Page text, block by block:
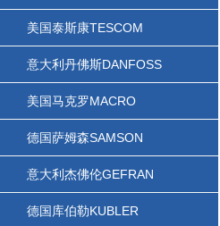
美国泰斯康TESCOM
意大利丹佛斯DANFOSS
美国马克罗MACRO
德国萨姆森SAMSON
意大利杰佛伦GEFRAN
德国库伯勒KUBLER